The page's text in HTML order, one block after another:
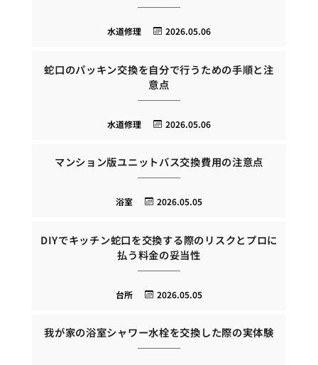
2026.05.06
水道修理
蛇口のパッキン交換を自分で行うための手順と注
意点
2026.05.06
水道修理
マンション版ユニットバス交換費用の注意点
2026.05.05
浴室
DIYでキッチン蛇口を交換する際のリスクとプロに
払う料金の妥当性
2026.05.05
台所
我が家の浴室シャワー水栓を交換した際の実体験